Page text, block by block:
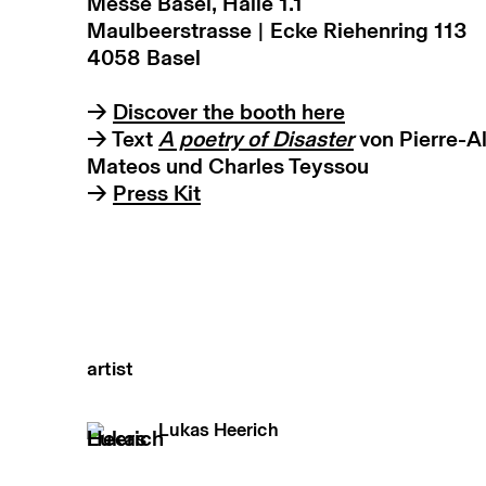
Messe Basel, Halle 1.1
Maulbeerstrasse | Ecke Riehenring 113
4058 Basel
→ Discover the booth here
→ Text A poetry of Disastervon Pierre-
Mateos und Charles Teyssou
→ Press Kit
artist
Lukas Heerich